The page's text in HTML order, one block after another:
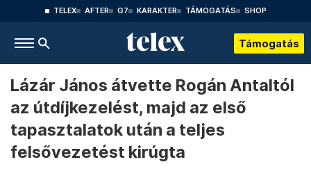
TELEX AFTER G7 KARAKTER TÁMOGATÁS SHOP
Támogatás
Lázár János átvette Rogán Antaltól
az útdíjkezelést, majd az első
tapasztalatok után a teljes
felsővezetést kirúgta